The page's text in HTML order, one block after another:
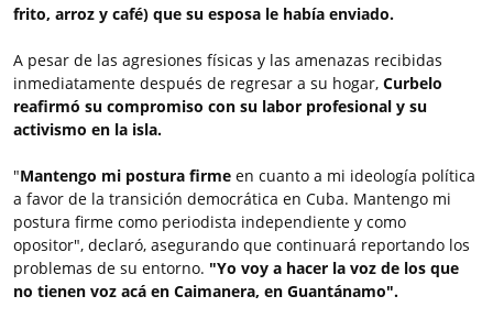
frito, arroz y café) que su esposa le había enviado.
A pesar de las agresiones físicas y las amenazas recibidas
inmediatamente después de regresar a su hogar, Curbelo
reafirmó su compromiso con su labor profesional y su
activismo en la isla.
"Mantengo mi postura firme en cuanto a mi ideología política
a favor de la transición democrática en Cuba. Mantengo mi
postura firme como periodista independiente y como
opositor", declaró, asegurando que continuará reportando los
problemas de su entorno. "Yo voy a hacer la voz de los que
no tienen voz acá en Caimanera, en Guantánamo".